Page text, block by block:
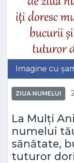
Imagine cu
ZIUA NUMELUI
La Mulți
numelui
sănătate,
tuturor